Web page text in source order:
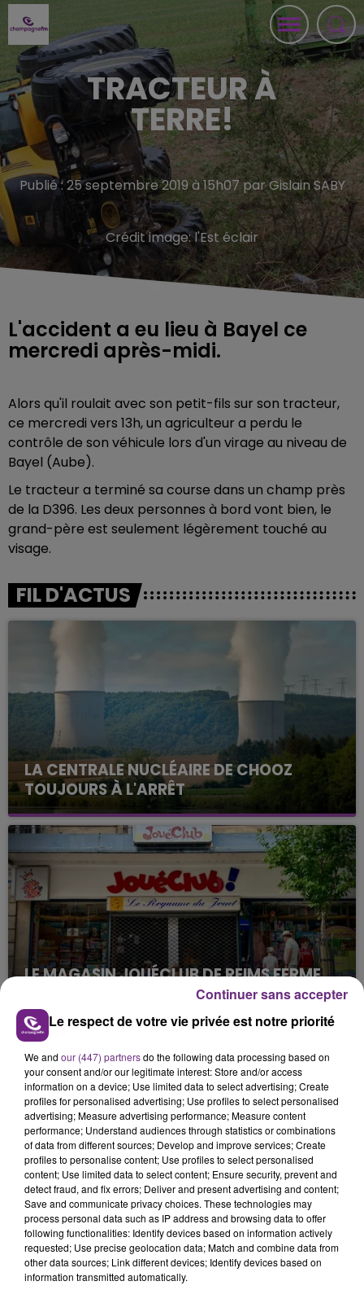
TRACTEUR À
TERRE!
Publié : 25 septembre 2019 à 15h07 par Gislain SABY
Crédit image:l'Est éclair
L'accident a eu lieu à Bayel ce
mercredi après-midi.
Alors qu'il roulait avec son petit-fils sur son tracteur,
ce mercredi vers 13h, un agriculteur a perdu le
contrôle de son véhicule lors d'un virage au niveau de
Bayel (Aube).
Le tracteur a terminé sa course dans un champ près
de la D396. Les deux personnes à bord vont bien, le
grand-père est seulement légèrement touché au
visage.
FIL D'ACTUS
LA CENTRALE NUCLÉAIRE DE CHOOZ
TOUJOURS À L'ARRÊT
Cela fait déjà une semaine que la centrale
nucléaire ardennaise est à l'arrêt. Une situation
justifiée par la sécheresse intense qui est toujours
présente.
LE MAGASIN JOUÉCLUB DE REIMS FERME
C'était l'une des institutions du centre-ville
rémois. Le magasin JouéClub est contraint de
fermer ses portes.
TITRES DIFFUSÉS
13h09
13h09
TAYLOR SWIFT
13h05
13h05
Le respect de votre vie privée est notre priorité
We and our (447) partnersdo the following data processing based on
your consent and/or our legitimate interest: Store and/or access
information on a device; Use limited data to select advertising; Create
profiles for personalised advertising; Use profiles to select personalised
advertising; Measure advertising performance; Measure content
performance; Understand audiences through statistics or combinations
of data from different sources; Develop and improve services; Create
profiles to personalise content; Use profiles to select personalised
content; Use limited data to select content; Ensure security, prevent and
detect fraud, and fix errors; Deliver and present advertising and content;
Save and communicate privacy choices. These technologies may
process personal data such as IP address and browsing data to offer
following functionalities: Identify devices based on information actively
requested; Use precise geolocation data; Match and combine data from
other data sources; Link different devices; Identify devices based on
information transmitted automatically.
Continuer sans accepter